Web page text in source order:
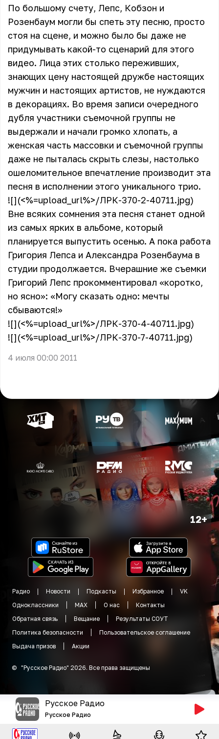
По большому счету, Лепс, Кобзон и
Розенбаум могли бы спеть эту песню, просто
стоя на сцене, и можно было бы даже не
придумывать какой-то сценарий для этого
видео. Лица этих столько переживших,
знающих цену настоящей дружбе настоящих
мужчин и настоящих артистов, не нуждаются
в декорациях. Во время записи очередного
дубля участники съемочной группы не
выдержали и начали громко хлопать, а
женская часть массовки и съемочной группы
даже не пыталась скрыть слезы, настолько
ошеломительное впечатление производит эта
песня в исполнении этого уникального трио.
![](<%=upload_url%>/ЛРК-370-2-40711.jpg)
Вне всяких сомнения эта песня станет одной
из самых ярких в альбоме, который
планируется выпустить осенью. А пока работа
Григория Лепса и Александра Розенбаума в
студии продолжается. Вчерашние же съемки
Григорий Лепс прокомментировал «коротко,
но ясно»: «Могу сказать одно: мечты
сбываются!»
![](<%=upload_url%>/ЛРК-370-4-40711.jpg)
![](<%=upload_url%>/ЛРК-370-7-40711.jpg)
4 июля 00:00 2011
12+
Радио Новости Подкасты Избранное
VK
Одноклассники
MAX О нас
Контакты
Обратная связь
Вещание
Результаты СОУТ
Политика безопасности
Пользовательское соглашение
Выдача призов
Акции
© "Русское Радио" 2026. Все права защищены
Русское Радио
Русское Радио